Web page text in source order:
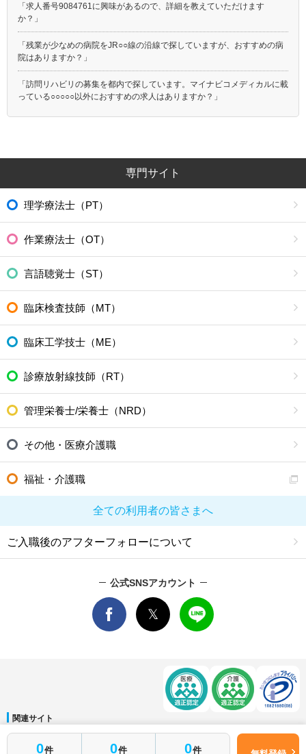
0件 0件 0件
「求人番号9084761に興味があるので、詳細を教えていただけます
か？」
「残業が少なめの病院をJR○○線の沿線で探していますが、おすすめの病
院はありますか？」
「訪問リハビリの募集を都内で探しています。マイナビコメディカルに載
っている○○○○○以外におすすめの求人はありますか？」
専門サイト
理学療法士（PT）
作業療法士（OT）
言語聴覚士（ST）
臨床検査技師（MT）
臨床工学技士（ME）
診療放射線技師（RT）
管理栄養士/栄養士（NRD）
その他・医療介護職
福祉・介護職
全ての利用者の皆さまへ
ご入職後のアフターフォローについて
公式SNSアカウント
関連サイト
マイナビDOCTOR│マイナビ看護師│マイナビ薬剤師│マイナビ保育士
運営会社